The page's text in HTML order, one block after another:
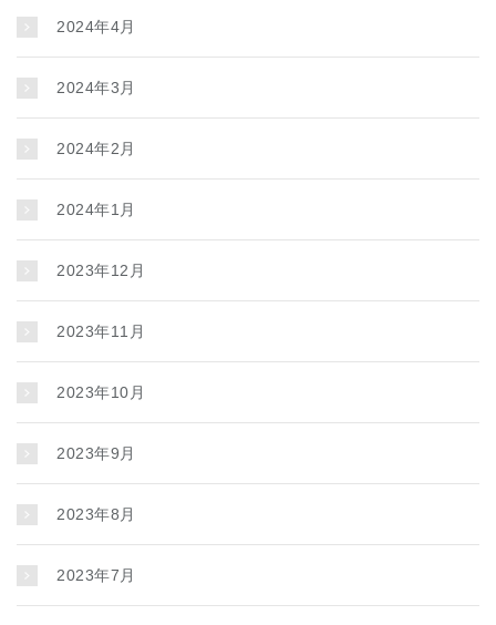
2024年4月
2024年3月
2024年2月
2024年1月
2023年12月
2023年11月
2023年10月
2023年9月
2023年8月
2023年7月